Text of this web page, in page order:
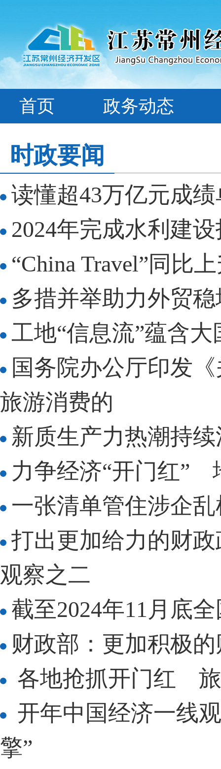
首页 政务动态
时政要闻
读懂超43万亿元成
2024年完成水利建
“China Travel”同比
多措并举助力外贸
工地“信息流”蕴含
国务院办公厅印发
旅游消费的
新质生产力热潮持
力争经济“开门红”
一张清单管住涉企
打出更加给力的财
观察之二
截至2024年11月底
财政部：更加积极
各地抢抓开门红
开年中国经济一线
擎”